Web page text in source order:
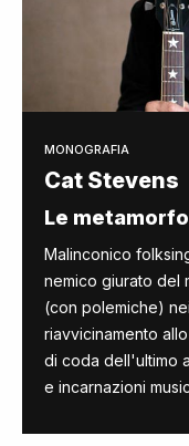
MONOGRAFIA
Cat Stevens
Le
Malinconico
nemico giurato del
(con polemiche)
riavvicinamento
di coda dell'ultimo
e incarnazioni